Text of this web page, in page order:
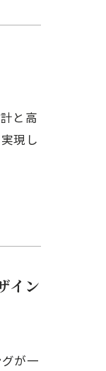
と高
現し
イン
が一